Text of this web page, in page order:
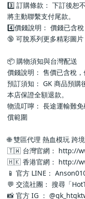
3️⃣ 訂購條款： 下訂後恕
將主動聯繫支付尾款。
4️⃣價錢說明： 價錢已含稅
🔞 可脫系列更多精彩圖片
📦 購物須知與台灣配送
價錢說明： 售價已含稅
預訂須知： GK 商品預購
本店保證全額退款。
物流叮嚀： 長途運輸難
償範圍
🌐 雙區代理 熱血模玩 跨
🇹🇼 台灣官網： http://
🇭🇰 香港官網： http://
📱 官方 LINE：
💬 交流社團： 搜尋「
📸 官方 IG ：